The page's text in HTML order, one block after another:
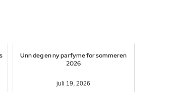
Unn deg en ny parfyme for sommeren
2026
juli 19, 2026